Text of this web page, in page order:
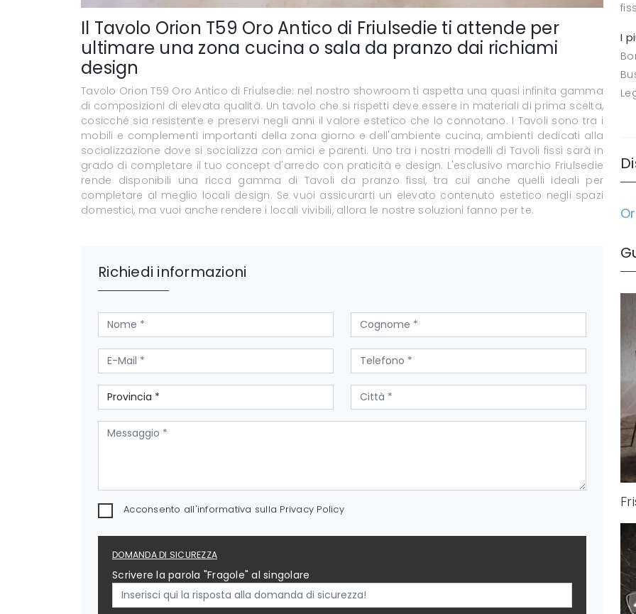
Il Tavolo Orion T59 Oro Antico di Friulsedie ti attende per
ultimare una zona cucina o sala da pranzo dai richiami
design
Tavolo Orion T59 Oro Antico di Friulsedie: nel nostro showroom ti aspetta una quasi infinita gamma
di composizioni di elevata qualità. Un tavolo che si rispetti deve essere in materiali di prima scelta,
cosicché sia resistente e preservi negli anni il valore estetico che lo connotano. I Tavoli sono tra i
mobili e complementi importanti della zona giorno e dell'ambiente cucina, ambienti dedicati alla
socializzazione dove si socializza con amici e parenti. Uno tra i nostri modelli di Tavoli fissi sarà in
grado di completare il tuo concept d'arredo con praticità e design. L'esclusivo marchio Friulsedie
rende disponibili una ricca gamma di Tavoli da pranzo fissi, tra cui anche quelli ideali per
completare al meglio locali design. Se vuoi assicurarti un elevato contenuto estetico negli spazi
domestici, ma vuoi anche rendere i locali vivibili, allora le nostre soluzioni fanno per te.
Richiedi informazioni
Acconsento all'informativa sulla Privacy Policy
DOMANDA DI SICUREZZA
Scrivere la parola "Fragole" al singolare
I